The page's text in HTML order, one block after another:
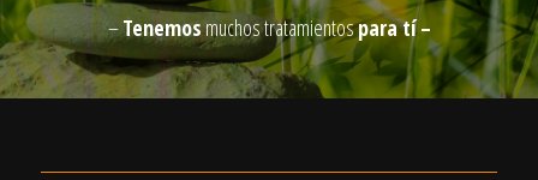
–Tenemosmuchos tratamientospara tí –